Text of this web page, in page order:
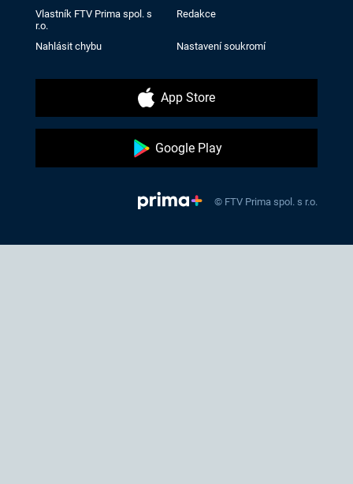
Vlastník FTV Prima spol. s
r.o.
Redakce
Nahlásit chybu Nastavení soukromí
App Store
Google Play
© FTV Prima spol. s r.o.